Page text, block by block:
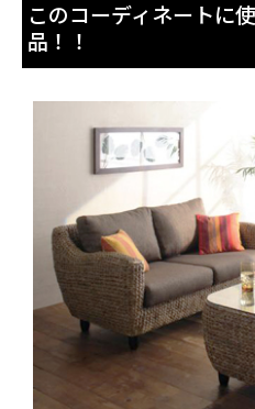
このコーディネートに
品！！